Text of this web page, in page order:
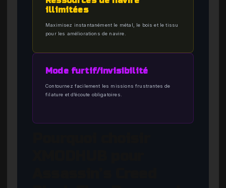
illimitées
Maximisez instantanément le métal, le bois et le tissu
pour les améliorations de navire.
Mode furtif/invisibilité
Contournez facilement les missions frustrantes de
filature et d’écoute obligatoires.